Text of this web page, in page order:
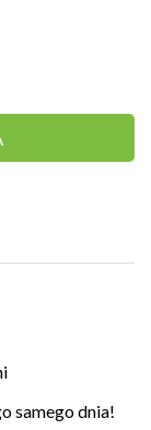
samego dnia!